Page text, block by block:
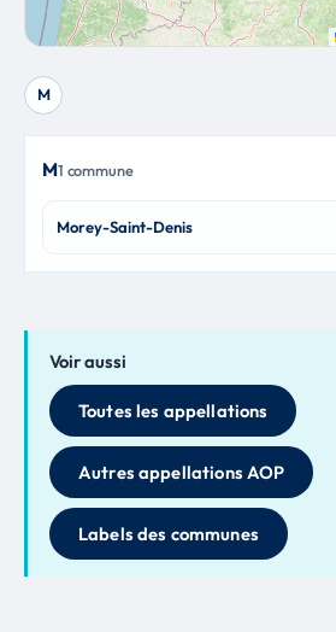
M
M1 commune
Morey-Saint-Denis
Voir aussi
Toutes les appellations
Autres appellations AOP
Labels des communes